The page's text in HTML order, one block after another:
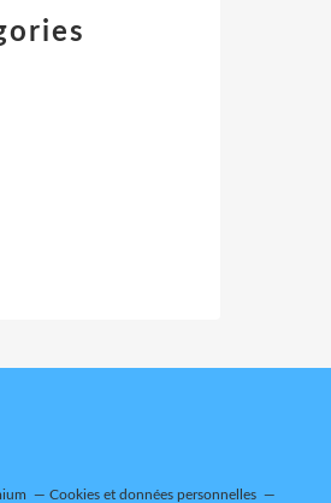
Cookies et données personnelles